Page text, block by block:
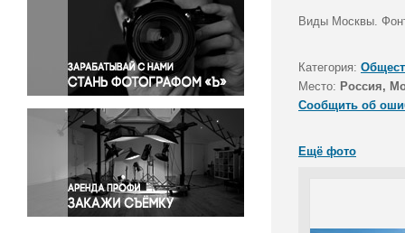
Политика
Правосудие
Происшествия и конфликты
Религия
Светская жизнь
Спорт
Экология
Экономика и бизнес
Виды Москвы.
Категория:
Место: Россия,
Сообщить об
Ещё фото